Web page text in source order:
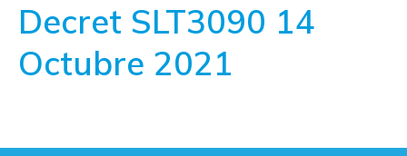
Decret SLT3090 14
Octubre 2021